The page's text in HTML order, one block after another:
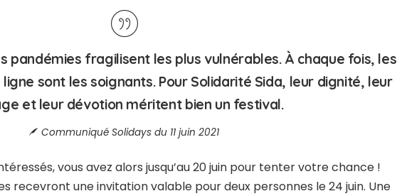
pandémies fragilisent les plus vulnérables. À chaque fois, les
sont les soignants. Pour Solidarité Sida, leur dignité, leur
et leur dévotion méritent bien un festival.
Communiqué Solidays du 11 juin 2021
vous avez alors jusqu’au 20 juin pour tenter votre chance !
recevront une invitation valable pour deux personnes le 24 juin. Une